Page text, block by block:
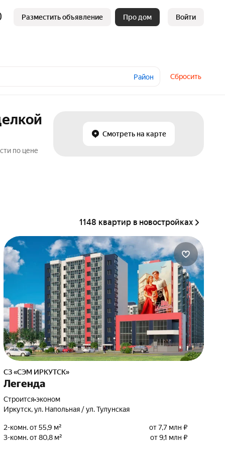
Разместить объявление Про дом Войти
Район Сбросить
по цене
Смотреть на карте
1148 квартир в новостройках
СЗ «СЭМ ИРКУТСК»
Легенда
Строится•эконом
Иркутск, ул. Напольная / ул. Тулунская
2-комн. от 55,9 м²
от 7,7 млн ₽
3-комн. от 80,8 м²
от 9,1 млн ₽